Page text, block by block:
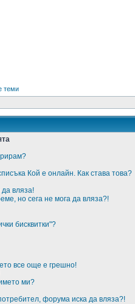
теми
Кой е онлайн. Как става това?
да вляза!
но сега не мога да вляза?!
бисквитки"?
все още е грешно!
ми?
форума иска да вляза?!